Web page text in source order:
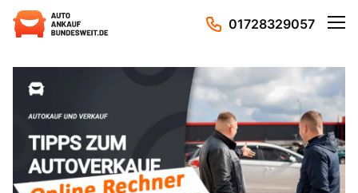
01728329057
Weitere Beiträge von:admin